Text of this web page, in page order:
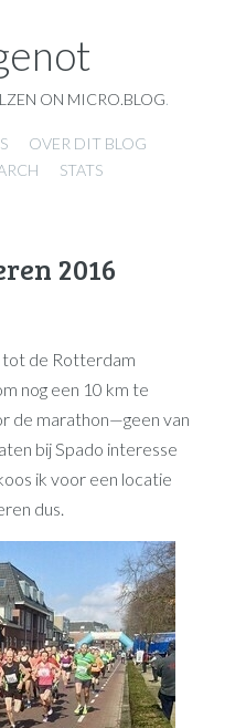
ON MICRO.BLOG
OVER DIT BLOG
STATS
2016
tot de Rotterdam
nog een 10 km te
de marathon—geen van
bij Spado interesse
ik voor een locatie
dus.